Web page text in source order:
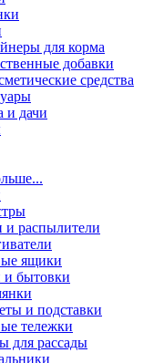
для корма
добавки
средства
и дачи
и распылители
ящики
и бытовки
и подставки
тележки
для рассады